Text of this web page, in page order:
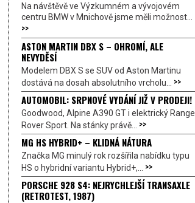
Na návštěvě ve Výzkumném a vývojovém
centru BMW v Mnichově jsme měli možnost...
>>
ASTON MARTIN DBX S – OHROMÍ, ALE
NEVYDĚSÍ
Modelem DBX S se SUV od Aston Martinu
dostává na dosah absolutního vrcholu... >>
AUTOMOBIL: SRPNOVÉ VYDÁNÍ JIŽ V PRODEJI!
Goodwood, Alpine A390 GT i elektrický Range
Rover Sport. Na stánky právě... >>
MG HS HYBRID+ – KLIDNÁ NÁTURA
Značka MG minulý rok rozšířila nabídku typu
HS o hybridní variantu Hybrid+,... >>
PORSCHE 928 S4: NEJRYCHLEJŠÍ TRANSAXLE
(RETROTEST, 1987)